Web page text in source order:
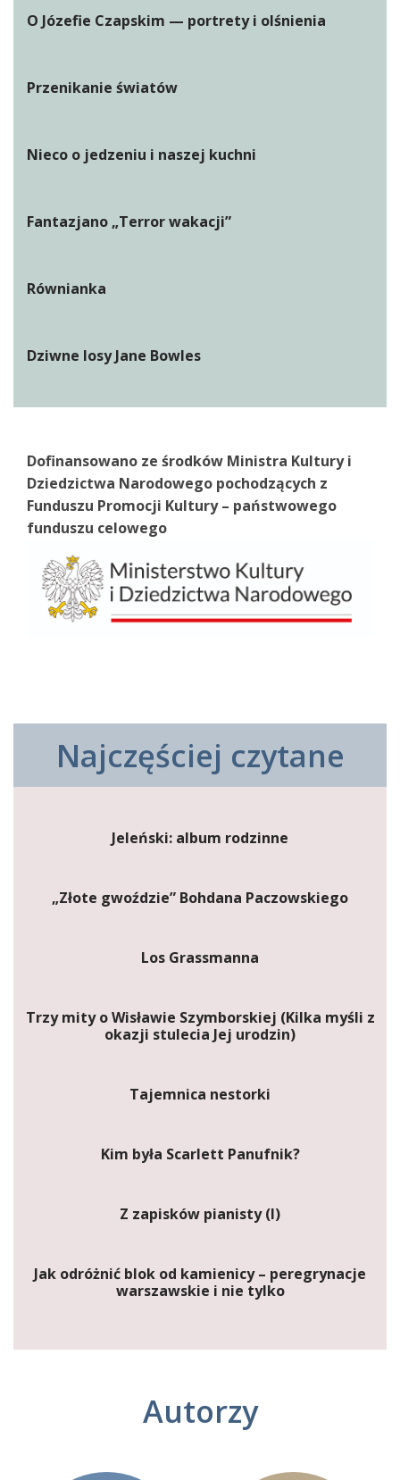
O Józefie Czapskim — portrety i olśnienia
Przenikanie światów
Nieco o jedzeniu i naszej kuchni
Fantazjano „Terror wakacji”
Równianka
Dziwne losy Jane Bowles
Dofinansowano ze środków Ministra Kultury i
Dziedzictwa Narodowego pochodzących z
Funduszu Promocji Kultury – państwowego
funduszu celowego
Najczęściej czytane
Jeleński: album rodzinne
„Złote gwoździe” Bohdana Paczowskiego
Los Grassmanna
Trzy mity o Wisławie Szymborskiej (Kilka myśli z
okazji stulecia Jej urodzin)
Tajemnica nestorki
Kim była Scarlett Panufnik?
Z zapisków pianisty (I)
Jak odróżnić blok od kamienicy – peregrynacje
warszawskie i nie tylko
Autorzy